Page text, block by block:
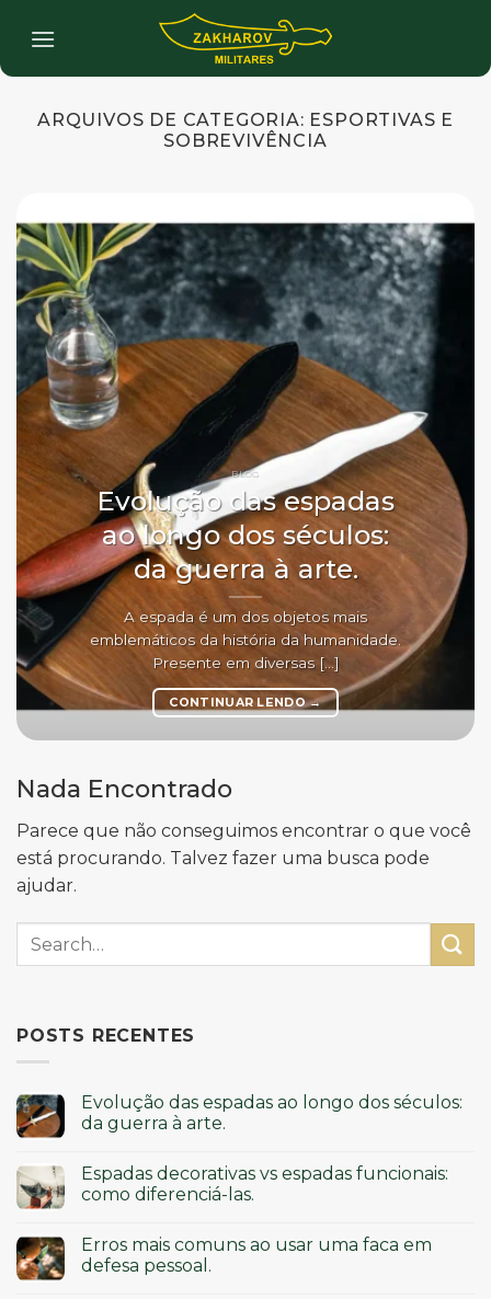
content
ARQUIVOS DE CATEGORIA: ESPORTIVAS E
SOBREVIVÊNCIA
BLOG
Evolução das espadas
ao longo dos séculos:
da guerra à arte.
A espada é um dos objetos mais
emblemáticos da história da humanidade.
Presente em diversas [...]
CONTINUAR LENDO→
Nada Encontrado
Parece que não conseguimos encontrar o que você
está procurando. Talvez fazer uma busca pode
ajudar.
POSTS RECENTES
Evolução das espadas ao longo dos séculos:
da guerra à arte.
Espadas decorativas vs espadas funcionais:
como diferenciá-las.
Erros mais comuns ao usar uma faca em
defesa pessoal.